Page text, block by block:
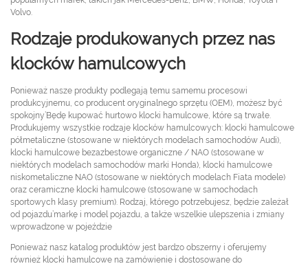
Volvo.
Rodzaje produkowanych przez nas
klocków hamulcowych
Ponieważ nasze produkty podlegają temu samemu procesowi
produkcyjnemu, co producent oryginalnego sprzętu (OEM), możesz być
spokojny’Będę kupować hurtowo klocki hamulcowe, które są trwałe.
Produkujemy wszystkie rodzaje klocków hamulcowych: klocki hamulcowe
półmetaliczne (stosowane w niektórych modelach samochodów Audi),
klocki hamulcowe bezazbestowe organiczne / NAO (stosowane w
niektórych modelach samochodów marki Honda), klocki hamulcowe
niskometaliczne NAO (stosowane w niektórych modelach Fiata modele)
oraz ceramiczne klocki hamulcowe (stosowane w samochodach
sportowych klasy premium). Rodzaj, którego potrzebujesz, będzie zależał
od pojazdu’markę i model pojazdu, a także wszelkie ulepszenia i zmiany
wprowadzone w pojeździe
Ponieważ nasz katalog produktów jest bardzo obszerny i oferujemy
również klocki hamulcowe na zamówienie i dostosowane do